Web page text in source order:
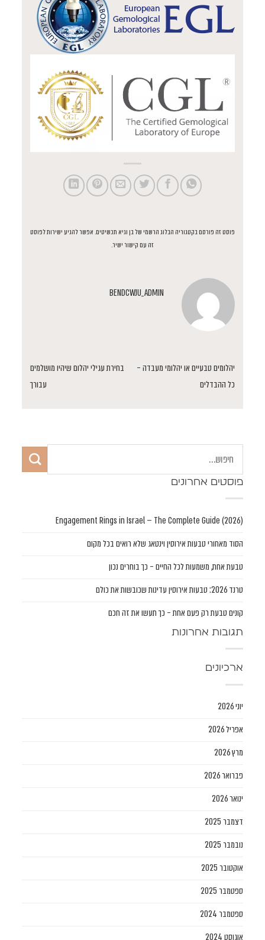
פוסט זה פורסם בקטגוריההבלוג הרשמי של בן וגיא תכשיטים. אפשר להגיע ישירות לפוסט
זהעם קישור ישיר.
BENDCWJU_ADMIN
יהלומים טבעיים או יהלומי מעבדה –
כל ההבדלים
בחירת עגילי יהלום שיהיו מושלמים
עבורך
פוסטים אחרונים
Engagement Rings in Israel — The Complete Guide (2026)
הסוד מאחורי טבעות אירוסין וינטאג שלא רואים בכל מקום
טבעת אחת, משמעות לכל החיים – כך בוחרים נכון
טרנד 2026: טבעות אירוסין עדינות שכובשות את כולם
קונים טבעת רק פעם אחת – כך תעשו את זה חכם
תגובות אחרונות
ארכיונים
יוני 2026
אפריל 2026
מרץ 2026
פברואר 2026
ינואר 2026
דצמבר 2025
נובמבר 2025
אוקטובר 2025
ספטמבר 2025
ספטמבר 2024
אוגוסט 2024